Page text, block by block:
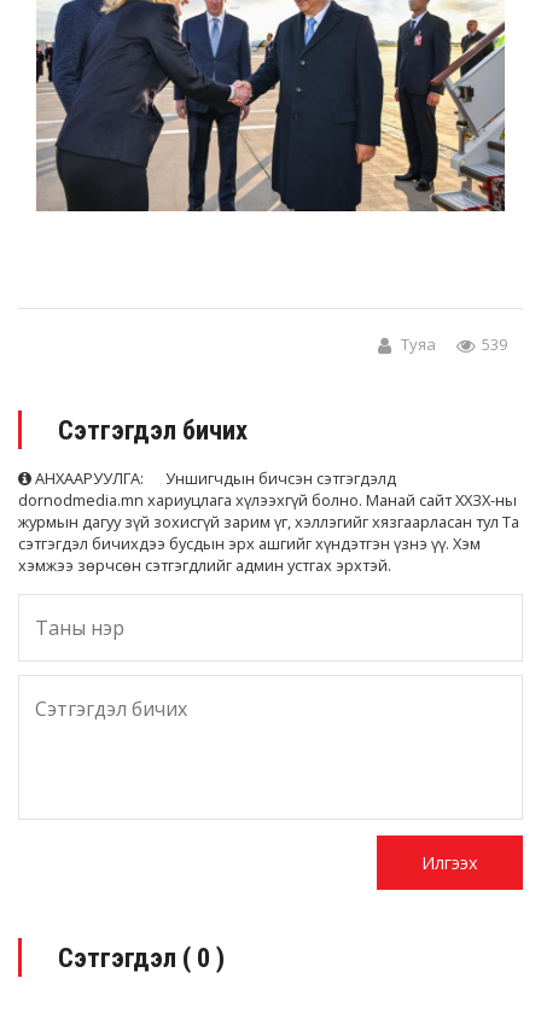
Туяа 539
Сэтгэгдэл бичих
АНХААРУУЛГА: Уншигчдын бичсэн сэтгэгдэлд
dornodmedia.mn хариуцлага хүлээхгүй болно. Манай сайт ХХЗХ-ны
журмын дагуу зүй зохисгүй зарим үг, хэллэгийг хязгаарласан тул Та
сэтгэгдэл бичихдээ бусдын эрх ашгийг хүндэтгэн үзнэ үү. Хэм
хэмжээ зөрчсөн сэтгэгдлийг админ устгах эрхтэй.
Сэтгэгдэл ( 0 )